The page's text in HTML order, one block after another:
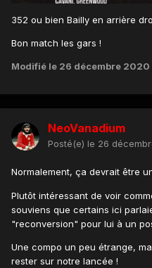
352 ou bien Bailly en arrière
Bon match les gars !
Modifié le 26 décembre 2020
NeoVanadium
Posté(e) le 26
Normalement, ça devrait être
Plutôt intéressant de voir
souviens que certains ici
"reconversion" pour lui à un
Une compo un peu étrange,
rester sur notre lancée !